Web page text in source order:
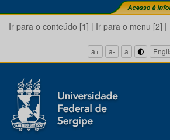
Ir para o conteúdo [1] | Ir para o menu [2] |
a+ a- a